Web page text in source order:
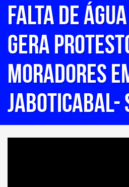
Falta de água
gera
moradores
Jaboticabal-